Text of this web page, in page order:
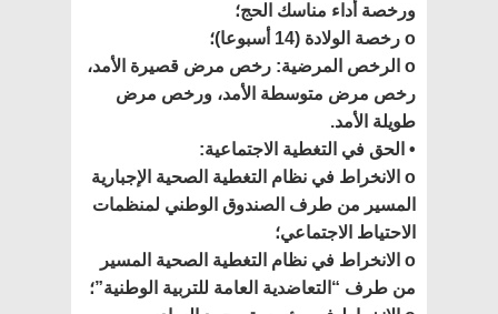
ورخصة أداء مناسك الحج؛
o رخصة الولادة (14 أسبوعا)؛
o الرخص المرضية: رخص مرض قصيرة الأمد،
رخص مرض متوسطة الأمد، ورخص مرض
طويلة الأمد.
• الحق في التغطية الاجتماعية:
o الانخراط في نظام التغطية الصحية الإجبارية
المسير من طرف الصندوق الوطني لمنظمات
الاحتياط الاجتماعي؛
o الانخراط في نظام التغطية الصحية المسير
من طرف “التعاضدية العامة للتربية الوطنية”؛